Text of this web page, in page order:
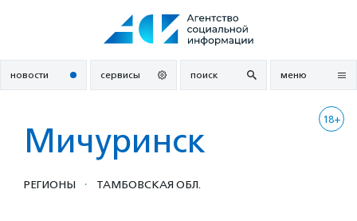
новости сервисы поиск меню
18+
Мичуринск
РЕГИОНЫ · ТАМБОВСКАЯ ОБЛ.